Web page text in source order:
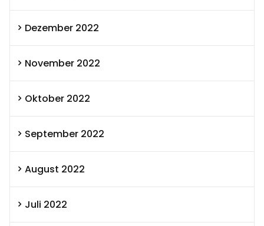
Dezember 2022
November 2022
Oktober 2022
September 2022
August 2022
Juli 2022